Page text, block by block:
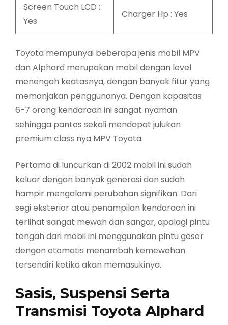
Screen Touch LCD :
Yes
Charger Hp : Yes
Toyota mempunyai beberapa jenis mobil MPV
dan Alphard merupakan mobil dengan level
menengah keatasnya, dengan banyak fitur yang
memanjakan penggunanya. Dengan kapasitas
6-7 orang kendaraan ini sangat nyaman
sehingga pantas sekali mendapat julukan
premium class nya MPV Toyota.
Pertama di luncurkan di 2002 mobil ini sudah
keluar dengan banyak generasi dan sudah
hampir mengalami perubahan signifikan. Dari
segi eksterior atau penampilan kendaraan ini
terlihat sangat mewah dan sangar, apalagi pintu
tengah dari mobil ini menggunakan pintu geser
dengan otomatis menambah kemewahan
tersendiri ketika akan memasukinya.
Sasis, Suspensi Serta
Transmisi Toyota Alphard